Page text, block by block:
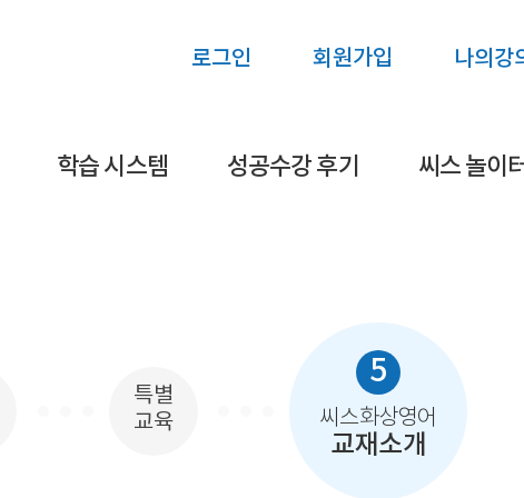
로그인 회원가입 나의강
학습 시스템 성공수강 후기 씨스 놀이터
특별
교육
5
씨스화상영어
교재소개